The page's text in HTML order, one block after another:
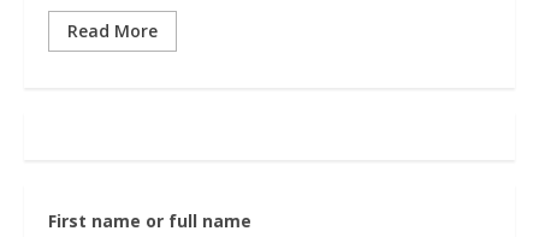
Read More
First name or full name